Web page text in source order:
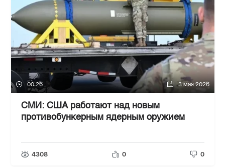
00:26 3 мая 2026
СМИ: США работают над новым
противобункерным ядерным оружием
4308 0 0